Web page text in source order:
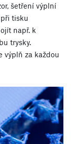
šetření výplní
tisku
např. k
trysky.
výplň za každou